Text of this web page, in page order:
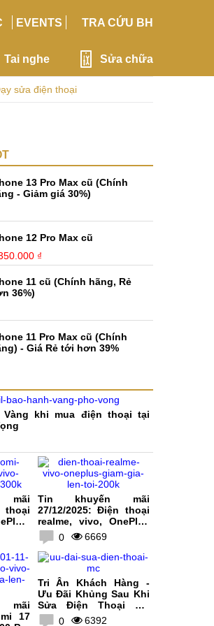
EVENTS TRA CỨU BH
Tai nghe Sửa chữa
sửa điện thoại
13 Pro Max cũ (Chính
- Giảm giá 30%)
12 Pro Max cũ
₫
11 cũ (Chính hãng, Rẻ
36%)
11 Pro Max cũ (Chính
- Giá Rẻ tới hơn 39%
Vàng khi mua điện thoại tại
mãi
thoại
giá
Tin khuyến mãi
27/12/2025: Điện thoại
realme, vivo, OnePlus
giảm giá lên tới 200K
0 6669
mãi
17
Tri Ân Khách Hàng -
Ưu Đãi Khủng Sau Khi
Sửa Điện Thoại Tại
MobileCity
0 6392